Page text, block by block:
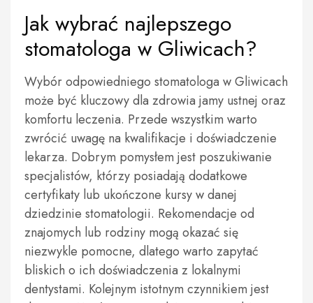
Jak wybrać najlepszego
stomatologa w Gliwicach?
Wybór odpowiedniego stomatologa w Gliwicach
może być kluczowy dla zdrowia jamy ustnej oraz
komfortu leczenia. Przede wszystkim warto
zwrócić uwagę na kwalifikacje i doświadczenie
lekarza. Dobrym pomysłem jest poszukiwanie
specjalistów, którzy posiadają dodatkowe
certyfikaty lub ukończone kursy w danej
dziedzinie stomatologii. Rekomendacje od
znajomych lub rodziny mogą okazać się
niezwykle pomocne, dlatego warto zapytać
bliskich o ich doświadczenia z lokalnymi
dentystami. Kolejnym istotnym czynnikiem jest